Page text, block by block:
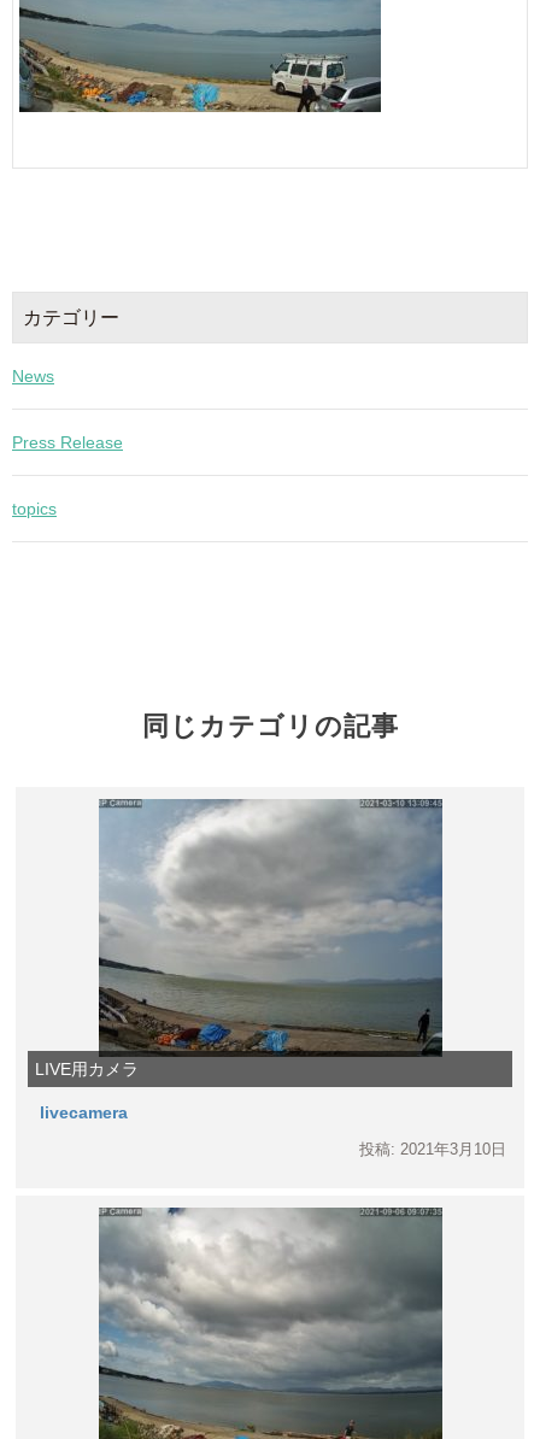
カテゴリー
News
Press Release
topics
同じカテゴリの記事
LIVE用カメラ
livecamera
投稿: 2021年3月10日